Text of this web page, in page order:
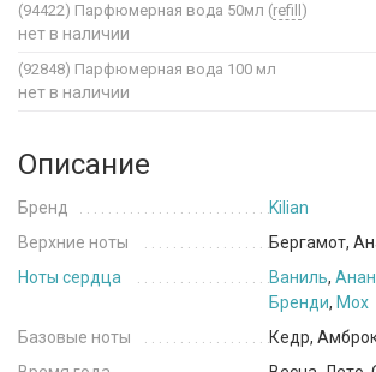
(94422) Парфюмерная вода 50мл (refill )
нет в наличии
(92848) Парфюмерная вода 100 мл
нет в наличии
Описание
Бренд
Kilian
Верхние ноты
Бергамот,
Ноты сердца
Ваниль,
Бренди, Мох
Базовые ноты
Кедр,